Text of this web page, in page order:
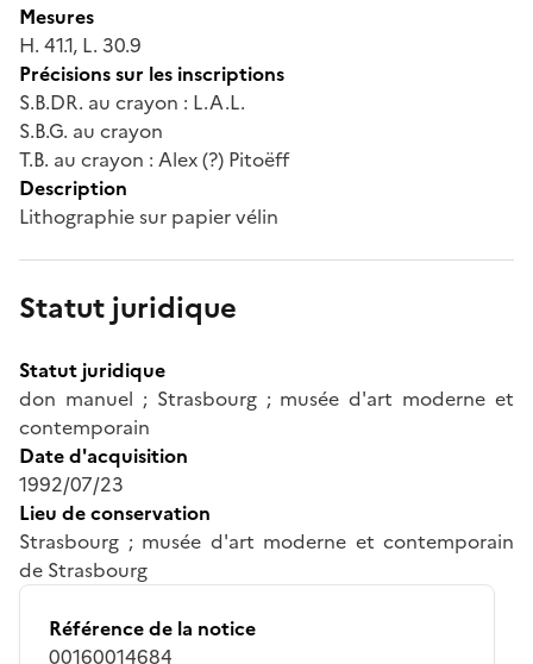
Mesures
H. 41.1, L. 30.9
Précisions sur les inscriptions
S.B.DR. au crayon : L.A.L.
S.B.G. au crayon
T.B. au crayon : Alex (?) Pitoëff
Description
Lithographie sur papier vélin
Statut juridique
Statut juridique
don manuel ; Strasbourg ; musée d'art moderne et
contemporain
Date d'acquisition
1992/07/23
Lieu de conservation
Strasbourg ; musée d'art moderne et contemporain
de Strasbourg
Référence de la notice
00160014684